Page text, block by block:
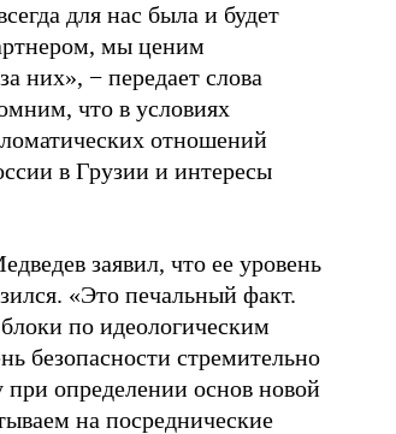
для нас была и будет
мы ценим
них», − передает слова
что в условиях
отношений
в Грузии и интересы
заявил, что ее уровень
«Это печальный факт.
по идеологическим
безопасности стремительно
при определении основ новой
на посреднические